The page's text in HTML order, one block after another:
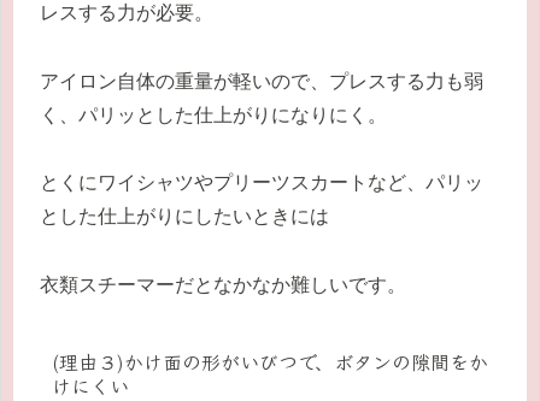
レスする力が必要。
アイロン自体の重量が軽いので、プレスする力も弱
く、パリッとした仕上がりになりにく。
とくにワイシャツやプリーツスカートなど、パリッ
とした仕上がりにしたいときには
衣類スチーマーだとなかなか難しいです。
(理由３)かけ面の形がいびつで、ボタンの隙間をか
けにくい